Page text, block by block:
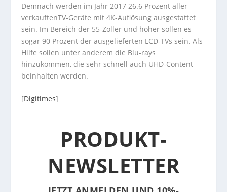
Demnach werden im Jahr 2017 26.6 Prozent aller
verkauftenTV-Geräte mit 4K-Auflösung ausgestattet
sein. Im Bereich der 55-Zöller und höher sollen es
sogar 90 Prozent der ausgelieferten LCD-TVs sein. Als
Hilfe sollen unter anderem die Blu-rays
hinzukommen, die sehr schnell auch UHD-Content
beinhalten werden.
[Digitimes]
PRODUKT-
NEWSLETTER